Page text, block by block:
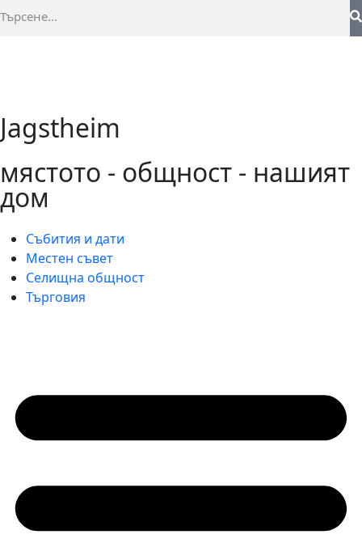
Jagstheim
мястото - общност - нашият
дом
Събития и дати
Местен съвет
Селищна общност
Търговия